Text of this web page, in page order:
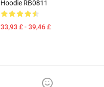
Hoodie RB0811
33,93 £ - 39,46 £